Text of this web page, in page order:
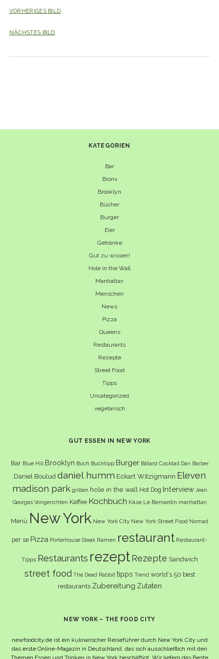
VORHERIGES BILD
NÄCHSTES BILD
KATEGORIEN
Bar
Bronx
Brooklyn
Bücher
Burger
Eier
Getränke
Gut zu wissen!
Hole in the Wall
Manhattan
Menschen
News
Pizza
Queens
Restaurants
Rezepte
Street Food
Tipps
Uncategorized
vegetarisch
GUT ESSEN IN NEW YORK
Bar Blue Hill Brooklyn Buch Buchtipp Burger Bâtard Cocktail Dan Barber
Daniel Boulud daniel humm Eckart Witzigmann Eleven
madison park grillen hole in the wall Hot Dog Interview Jean
Georges Vongerichten Kaffee Kochbuch Käse Le Bernardin manhattan
Menü New York New York City New York Street Food Nomad
per se Pizza Porterhouse Steak Ramen restaurant Restaurant-
Tipps Restaurants rezept Rezepte Sandwich
street food The Dead Rabbit tipps Trend world´s 50 best
restaurants Zubereitung Zutaten
NEW YORK – THE FOOD CITY
newfoodcity.de ist ein kulinarischer Reiseführer durch New York City und
das erste Online-Magazin in Deutschland, das sich ausschließlich mit den
Themen Essen und Trinken in New York beschäftigt. Wir liefern das Beste